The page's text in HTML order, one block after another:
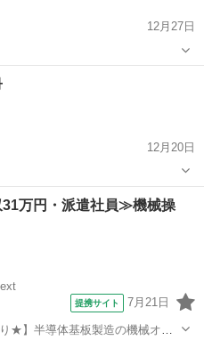
12月27日
12月20日
万円・派遣社員≫機械操
提携サイト 7月21日
★】半導体基板製造の機械オペ